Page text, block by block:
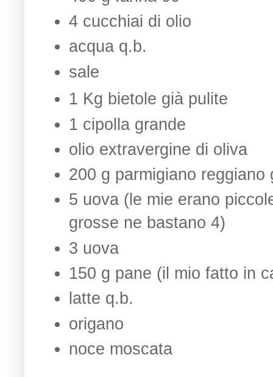
4 cucchiai di olio
acqua q.b.
sale
1 Kg bietole già pulite
1 cipolla grande
olio extravergine di oliva
200 g parmigiano reggiano
5 uova (le mie erano
grosse ne bastano 4)
3 uova
150 g pane (il mio fatto in
latte q.b.
origano
noce moscata